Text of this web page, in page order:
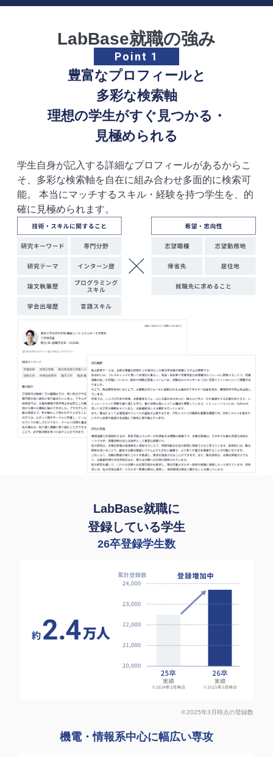
LabBase就職の強み
Point 1
豊富なプロフィールと
多彩な検索軸
理想の学生がすぐ見つかる・
見極められる
学生自身が記入する詳細なプロフィールがあるからこ
そ、多彩な検索軸を自在に組み合わせ多面的に検索可
能。
本当にマッチするスキル・経験を持つ学生を、的
確に見極められます。
LabBase就職に
登録している学生
26卒登録学生数
※2025年3月時点の登録数
機電・情報系中心に幅広い専攻